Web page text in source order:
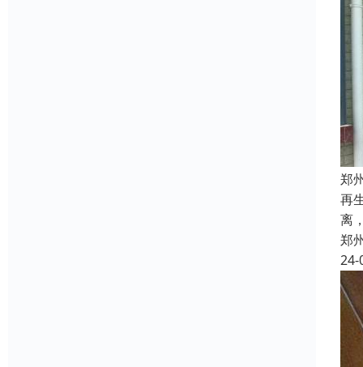
郑
再
离
郑
24-